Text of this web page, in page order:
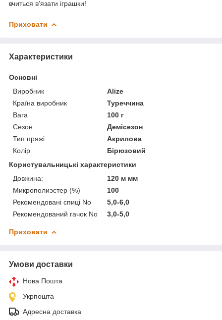
вчиться в'язати іграшки!
Приховати
Характеристики
Основні
Виробник
Alize
Країна виробник
Туреччина
Вага
100 г
Сезон
Демісезон
Тип пряжі
Акрилова
Колір
Бірюзовий
Користувальницькі характеристики
Довжина:
120 м мм
Микрополиэстер (%)
100
Рекомендовані спиці No
5,0-6,0
Рекомендований гачок No
3,0-5,0
Приховати
Умови доставки
Нова Пошта
Укрпошта
Адресна доставка